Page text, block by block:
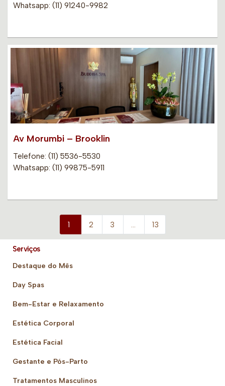
Whatsapp: (11) 91240-9982
Av Morumbi – Brooklin
Telefone: (11) 5536-5530
Whatsapp: (11) 99875-5911
1 2 3 … 13
Serviços
Destaque do Mês
Day Spas
Bem-Estar e Relaxamento
Estética Corporal
Estética Facial
Gestante e Pós-Parto
Tratamentos Masculinos